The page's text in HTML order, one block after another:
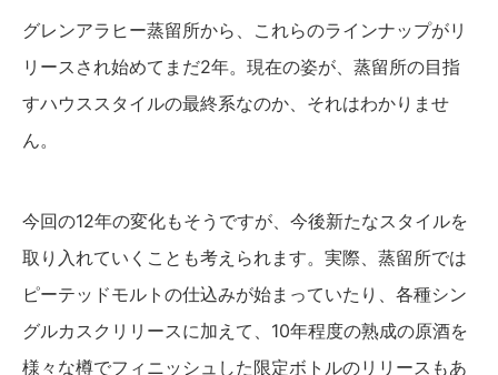
グレンアラヒー蒸留所から、これらのラインナップがリ
リースされ始めてまだ2年。現在の姿が、蒸留所の目指
すハウススタイルの最終系なのか、それはわかりませ
ん。
今回の12年の変化もそうですが、今後新たなスタイルを
取り入れていくことも考えられます。実際、蒸留所では
ピーテッドモルトの仕込みが始まっていたり、各種シン
グルカスクリリースに加えて、10年程度の熟成の原酒を
様々な樽でフィニッシュした限定ボトルのリリースもあ